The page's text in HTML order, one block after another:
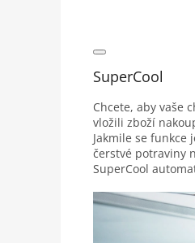
SuperCool
Chcete, aby vaše
vložili zboží
Jakmile se funkce
čerstvé potraviny
SuperCool